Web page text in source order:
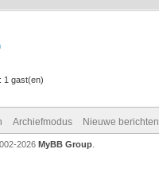
1 gast(en)
Archiefmodus Nieuwe berichten
2026 MyBB Group